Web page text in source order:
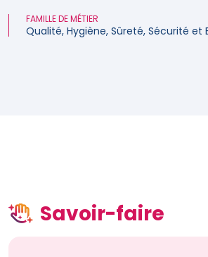
FAMILLE DE MÉTIER
Qualité, Hygiène, Sûreté, Sécurité et
Savoir-faire